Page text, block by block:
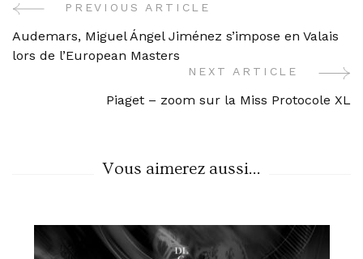
Post
Navigation
PREVIOUS ARTICLE
Audemars, Miguel Ángel Jiménez s’impose en Valais
lors de l’European Masters
NEXT ARTICLE
Piaget – zoom sur la Miss Protocole XL
Vous aimerez aussi...